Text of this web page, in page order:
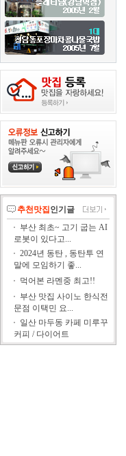
추천맛집 인기글
부산 최초~ 고기 굽는 AI
로봇이 있다고...
2024년 동탄 , 동탄투 연
말에 모임하기 좋...
먹어본 라멘중 최고!!
부산 맛집 사이노 한식전
문점 이택민 요...
일산 마두동 카페 미루꾸
커피 / 다이어트